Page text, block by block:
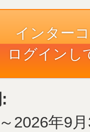
インター
ログインし
2026年9